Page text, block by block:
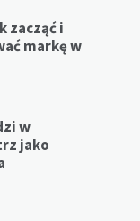
zacząć i
markę w
w
jako